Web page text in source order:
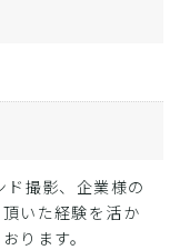
撮影、企業様の
いた経験を活か
ります。